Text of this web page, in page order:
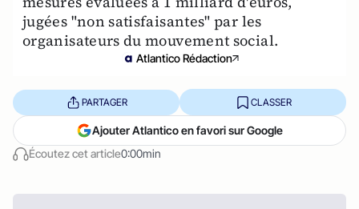
jugées "non satisfaisantes" par les
organisateurs du mouvement social.
Atlantico Rédaction
Écoutez cet article0:00min
PARTAGER CLASSER
Ajouter Atlantico en favori sur Google